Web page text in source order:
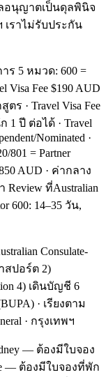
ลอนุญาตเป็นดุลพินิจ
เราไม่รับประกัน
ร 5 หมวด: 600 =
Visa Fee $190 AUD
ตร · Travel Visa Fee
1 ปี ต่อได้ · Travel
Nominated ·
801 = Partner
AUD · ค่ากลาง
Review ที่Australian
600: 14–35 วัน,
Consulate-
สปอร์ต 2)
4) เดินบัญชี 6
· เรียงตาม
· กรุงเทพฯ
— ต้องมีใบจอง
— ต้องมีใบจองที่พัก